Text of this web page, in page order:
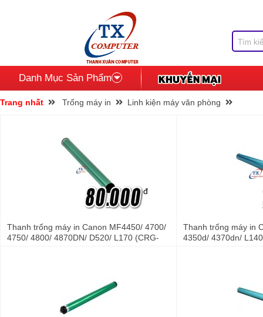
Danh Mục Sản Phẩm
Trang nhất Trống máy in Linh kiện máy văn phòng
đ
Thanh trống máy in Canon MF4450/ 4700/
4750/ 4800/ 4870DN/ D520/ L170 (CRG-
Thanh trống máy in
4350d/ 4370dn/